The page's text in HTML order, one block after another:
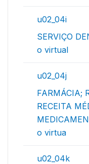
u02_04i
SERVIÇO
o virtual
u02_04j
FARMÁCIA;
RECEITA
o virtua
u02_04k